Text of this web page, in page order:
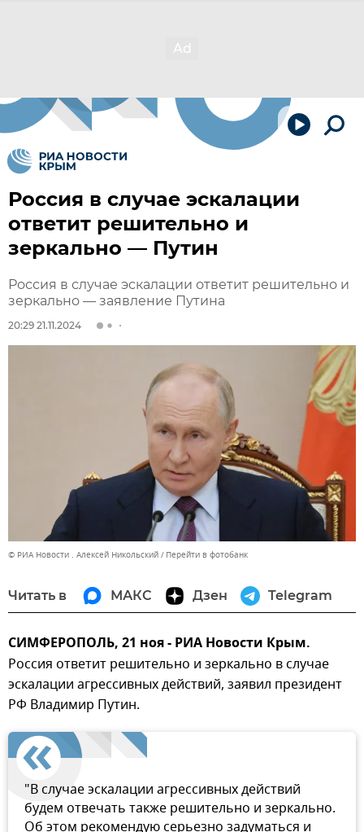
Россия в случае эскалации
ответит решительно и
зеркально — Путин
Россия в случае эскалации ответит решительно и
зеркально — заявление Путина
20:29 21.11.2024
© РИА Новости . Алексей Никольский Перейти в фотобанк
Читать в МАКС Дзен Telegram
СИМФЕРОПОЛЬ, 21 ноя - РИА Новости Крым.
Россия ответит решительно и зеркально в случае
эскалации агрессивных действий, заявил президент
РФ Владимир Путин.
"В случае эскалации агрессивных действий
будем отвечать также решительно и зеркально.
Об этом рекомендую серьезно задуматься и